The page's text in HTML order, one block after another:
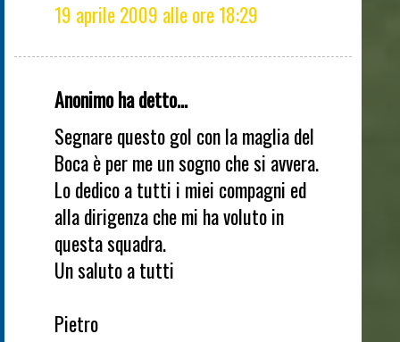
19 aprile 2009 alle ore 18:29
Anonimo ha detto...
Segnare questo gol con la maglia del
Boca è per me un sogno che si avvera.
Lo dedico a tutti i miei compagni ed
alla dirigenza che mi ha voluto in
questa squadra.
Un saluto a tutti
Pietro